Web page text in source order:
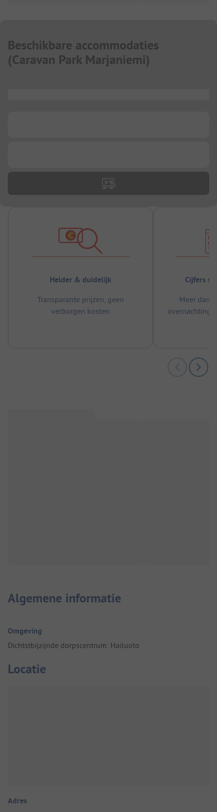
Beschikbare accommodaties
(Caravan Park Marjaniemi)
Helder & duidelijk
Transparante prijzen, geen
verborgen kosten
Cijfers
Meer dan
Algemene informatie
Omgeving
Dichtstbijzijnde dorpscentrum: Hailuoto
Locatie
Adres